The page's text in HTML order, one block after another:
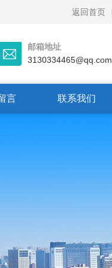
返回首页
邮箱地址
3130334465@qq.com
言 联系我们